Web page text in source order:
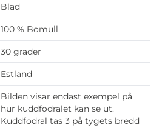
Blad
100 % Bomull
30 grader
Estland
Bilden visar endast exempel på
hur kuddfodralet kan se ut.
Kuddfodral tas 3 på tygets bredd